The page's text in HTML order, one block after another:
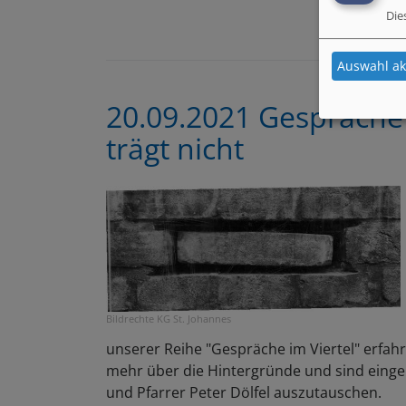
20.09.2021
trägt nicht
Bildrechte KG St. Johannes
unserer Reihe "Gespräche im Viertel"
mehr über die Hintergründe und sind
und Pfarrer Peter Dölfel auszutauschen.
Auswahl